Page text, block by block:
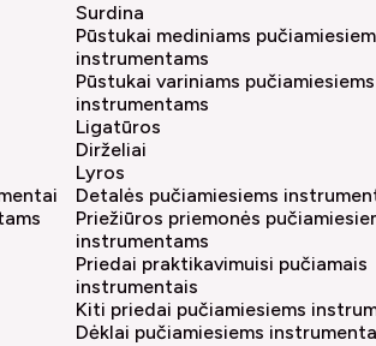
Surdina
Pūstukai mediniams
instrumentams
Pūstukai variniams pučiamiesiems
instrumentams
Ligatūros
Dirželiai
Lyros
Detalės pučiamiesiems
Priežiūros priemonės
instrumentams
Priedai praktikavimuisi pučiamais
instrumentais
Kiti priedai pučiamiesiems
Dėklai pučiamiesiems